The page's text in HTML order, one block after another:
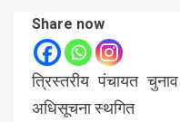
Share now
त्रिस्तरीय पंचायत
अधिसूचना स्थगित